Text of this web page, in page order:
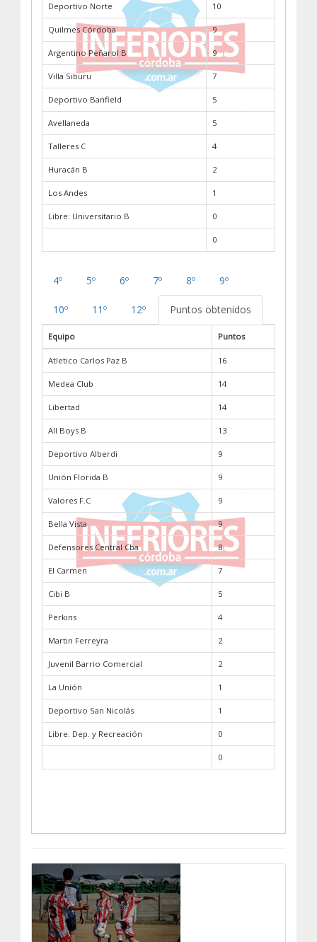
Deportivo Norte 10
Quilmes Córdoba 9
Argentino Peñarol B 9
Villa Siburu 7
Deportivo Banfield 5
Avellaneda 5
Talleres C 4
Huracán B 2
Los Andes 1
Libre: Universitario B 0
0
4º 5º 6º 7º 8º 9º
10º 11º 12º Puntos obtenidos
Equipo Puntos
Atletico Carlos Paz B 16
Medea Club 14
Libertad 14
All Boys B 13
Deportivo Alberdi 9
Unión Florida B 9
Valores F.C 9
Bella Vista 9
Defensores Central Cba 8
El Carmen 7
Cibi B 5
Perkins 4
Martin Ferreyra 2
Juvenil Barrio Comercial 2
La Unión 1
Deportivo San Nicolás 1
Libre: Dep. y Recreación 0
0